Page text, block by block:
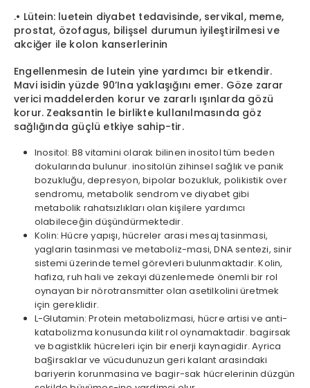
.• Lütein: luetein diyabet tedavisinde, servikal, meme,
prostat, özofagus, bilişsel durumun iyileştirilmesi ve
akciğer ile kolon kanserlerinin
Engellenmesin de lutein yine yardımcı bir etkendir.
Mavi isidin yüzde 90’Ina yaklaşığını emer. Göze zarar
verici maddelerden korur ve zararlı ışınlarda gözü
korur. Zeaksantin le birlikte kullanılmasında göz
sağlığında güçlü etkiye sahip-tir.
Inositol: B8 vitamini olarak bilinen inositol tüm beden
dokularında bulunur. inositolün zihinsel sağlık ve panik
bozukluğu, depresyon, bipolar bozukluk, polikistik over
sendromu, metabolik sendrom ve diyabet gibi
metabolik rahatsızlıkları olan kişilere yardımcı
olabileceğin düşündürmektedir.
Kolin: Hücre yapışı, hücreler arasi mesaj tasinmasi,
yaglarin tasinmasi ve metaboliz-masi, DNA sentezi, sinir
sistemi üzerinde temel görevleri bulunmaktadir. Kolin,
hafiza, ruh hali ve zekayi düzenlemede önemli bir rol
oynayan bir nörotransmitter olan asetilkolini üretmek
için gereklidir.
L-Glutamin: Protein metabolizmasi, hücre artisi ve anti-
katabolizma konusunda kilit rol oynamaktadir. bagirsak
ve bagistklik hücreleri için bir enerji kaynagidir. Ayrica
ba§irsaklar ve vücudunuzun geri kalant arasindaki
bariyerin korunmasina ve bagir-sak hücrelerinin düzgün